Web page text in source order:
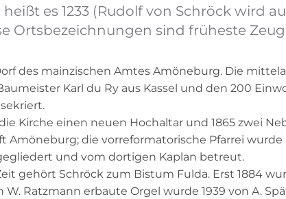
heißt es 1233 (Rudolf von Schröck wird
Ortsbezeichnungen sind früheste
des mainzischen Amtes Amöneburg. Die
Karl du Ry aus Kassel und den 200
Kirche einen neuen Hochaltar und 1865 zwei
Amöneburg; die vorreformatorische Pfarrei
und vom dortigen Kaplan betreut.
gehört Schröck zum Bistum Fulda. Erst 1884
W. Ratzmann erbaute Orgel wurde 1939 von A.